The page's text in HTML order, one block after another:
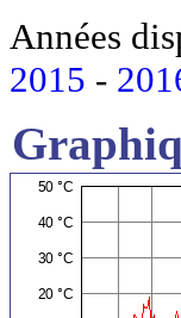
Années
2015 -